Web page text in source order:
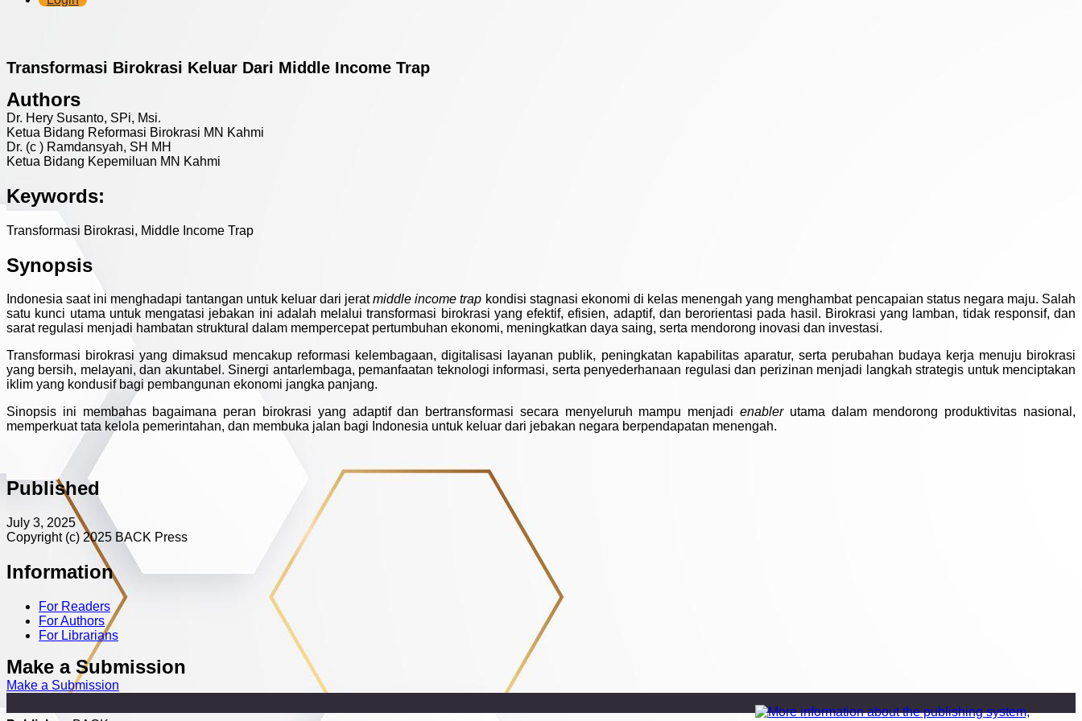
Transformasi Birokrasi Keluar Dari Middle Income Trap
Authors
Dr. Hery Susanto, SPi, Msi.
Ketua Bidang Reformasi Birokrasi MN Kahmi
Dr. (c ) Ramdansyah, SH MH
Ketua Bidang Kepemiluan MN Kahmi
Keywords:
Transformasi Birokrasi, Middle Income Trap
Synopsis
Indonesia saat ini menghadapi tantangan untuk keluar dari jeratmiddle income trap kondisi stagnasi ekonomi di kelas menengah yang menghambat pencapaian status negara maju. Salah
satu kunci utama untuk mengatasi jebakan ini adalah melalui transformasi birokrasi yang efektif, efisien, adaptif, dan berorientasi pada hasil. Birokrasi yang lamban, tidak responsif, dan
sarat regulasi menjadi hambatan struktural dalam mempercepat pertumbuhan ekonomi, meningkatkan daya saing, serta mendorong inovasi dan investasi.
Transformasi birokrasi yang dimaksud mencakup reformasi kelembagaan, digitalisasi layanan publik, peningkatan kapabilitas aparatur, serta perubahan budaya kerja menuju birokrasi
yang bersih, melayani, dan akuntabel. Sinergi antarlembaga, pemanfaatan teknologi informasi, serta penyederhanaan regulasi dan perizinan menjadi langkah strategis untuk menciptakan
iklim yang kondusif bagi pembangunan ekonomi jangka panjang.
Sinopsis ini membahas bagaimana peran birokrasi yang adaptif dan bertransformasi secara menyeluruh mampu menjadienablerutama dalam mendorong produktivitas nasional,
memperkuat tata kelola pemerintahan, dan membuka jalan bagi Indonesia untuk keluar dari jebakan negara berpendapatan menengah.
Published
July 3, 2025
Copyright (c) 2025 BACK Press
Information
For Readers
For Authors
For Librarians
Make a Submission
Make a Submission